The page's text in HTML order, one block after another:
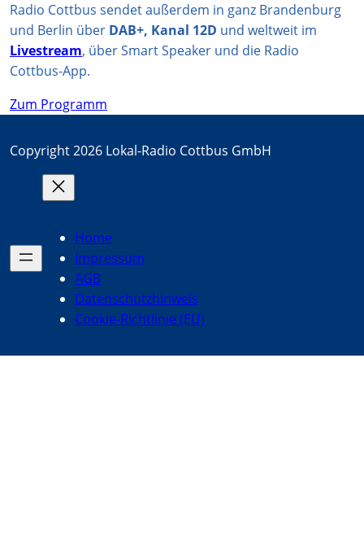
Radio Cottbus sendet außerdem in ganz Brandenburg
und Berlin über DAB+, Kanal 12D und weltweit im
Livestream, über Smart Speaker und die Radio
Cottbus-App.
Zum Programm
Copyright 2026 Lokal-Radio Cottbus GmbH
Home
Impressum
AGB
Datenschutzhinweis
Cookie-Richtlinie (EU)